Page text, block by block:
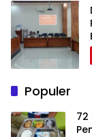
Populer
72